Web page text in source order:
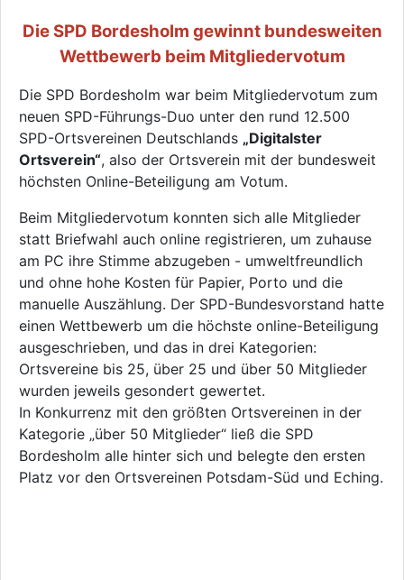
Die SPD Bordesholm gewinnt bundesweiten
Wettbewerb beim Mitgliedervotum
Die SPD Bordesholm war beim Mitgliedervotum zum
neuen SPD-Führungs-Duo unter den rund 12.500
SPD-Ortsvereinen Deutschlands „Digitalster
Ortsverein“, also der Ortsverein mit der bundesweit
höchsten Online-Beteiligung am Votum.
Beim Mitgliedervotum konnten sich alle Mitglieder
statt Briefwahl auch online registrieren, um zuhause
am PC ihre Stimme abzugeben - umweltfreundlich
und ohne hohe Kosten für Papier, Porto und die
manuelle Auszählung. Der SPD-Bundesvorstand hatte
einen Wettbewerb um die höchste online-Beteiligung
ausgeschrieben, und das in drei Kategorien:
Ortsvereine bis 25, über 25 und über 50 Mitglieder
wurden jeweils gesondert gewertet.
In Konkurrenz mit den größten Ortsvereinen in der
Kategorie „über 50 Mitglieder“ ließ die SPD
Bordesholm alle hinter sich und belegte den ersten
Platz vor den Ortsvereinen Potsdam-Süd und Eching.